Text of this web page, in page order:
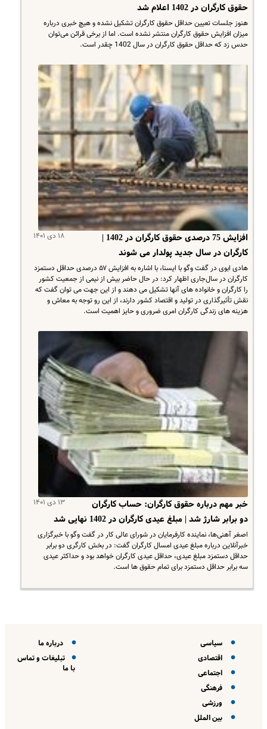
حقوق کارگران در 1402 اعلام شد
هنوز جلسات تعیین حداقل حقوق کارگران تشکیل نشده و هیچ خبری درباره
میزان افزایش حقوق کارگران منتشر نشده است. اما از برخی قرائن می‌توان
حدس زد که حداقل حقوق کارگران در سال 1402 چقدر است.
۱۸ دی ۱۴۰۱
افزایش 75 درصدی حقوق کارگران در 1402 |
کارگران در سال جدید پولدار می شوند
هادی ابوی در گفت وگو با ایسنا، با اشاره به افزایش ۵۷ درصدی حداقل دستمزد
کارگران در سال‌جاری اظهار کرد: در حال حاضر بیش از نیمی از جمعیت کشور
را کارگران و خانواده های آنها تشکیل می دهند و از این جهت می توان گفت که
نقش تأثیرگذاری در تولید و اقتصاد کشور دارند، از این رو توجه به معاش و
هزینه های زندگی کارگران امری ضروری و حایز اهمیت است.
۱۳ دی ۱۴۰۱
خبر مهم درباره حقوق کارگران: حساب کارگران
دو برابر شارژ شد | مبلغ عیدی کارگران در 1402 نهایی شد
اصغر آهنی‌ها، نماینده کارفرمایان در شورای عالی کار در گفت وگو با خبرگزاری
خبرآنلاین درباره مبلغ عیدی امسال کارگران گفت: در بخش کارگری دو برابر
حداقل دستمزد مبلغ عیدی، حداقل عیدی کارگران خواهد بود و حداکثر عیدی
سه برابر حداقل دستمزد برای تمام حقوق ها است.
سیاسی
اقتصادی
اجتماعی
فرهنگی
ورزشی
بین الملل
درباره ما
تبلیغات و تماس
با ما